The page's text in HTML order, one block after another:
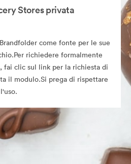
Stores privata
come fonte per le sue
richiedere formalmente
fai clic sul link per la richiesta di
il modulo.Si prega di rispettare